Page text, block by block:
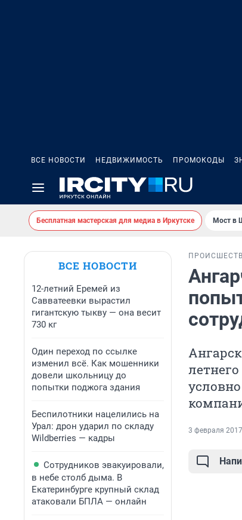
ВСЕ НОВОСТИ НЕДВИЖИМОСТЬ ПРОМОКОДЫ
Бесплатная мастерская для медиа в Иркутске Мост в
ВСЕ НОВОСТИ
12-летний Еремей из
Савватеевки вырастил
гигантскую тыкву — она весит
730 кг
Один переход по ссылке
изменил всё. Как мошенники
довели школьницу до
попытки поджога здания
Беспилотники нацелились на
Урал: дрон ударил по складу
Wildberries — кадры
Сотрудников эвакуировали,
в небе столб дыма. В
Екатеринбурге крупный склад
атаковали БПЛА — онлайн
3 февраля